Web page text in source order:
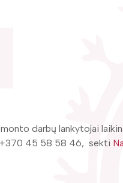
darbų lankytojai
+370 45 58 58 46, sekti